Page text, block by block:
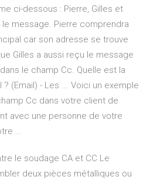
ci-dessous : Pierre, Gilles et
message. Pierre comprendra
car son adresse se trouve
Gilles a aussi reçu le message
le champ Cc. Quelle est la
(Email) - Les ... Voici un exemple
Cc dans votre client de
avec une personne de votre
...
le soudage CA et CC Le
deux pièces métalliques ou